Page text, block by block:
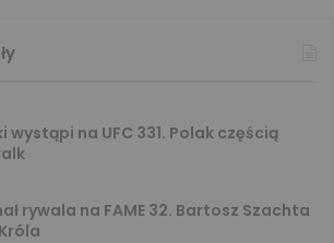
wystąpi na UFC 331. Polak częścią
rywala na FAME 32. Bartosz Szachta